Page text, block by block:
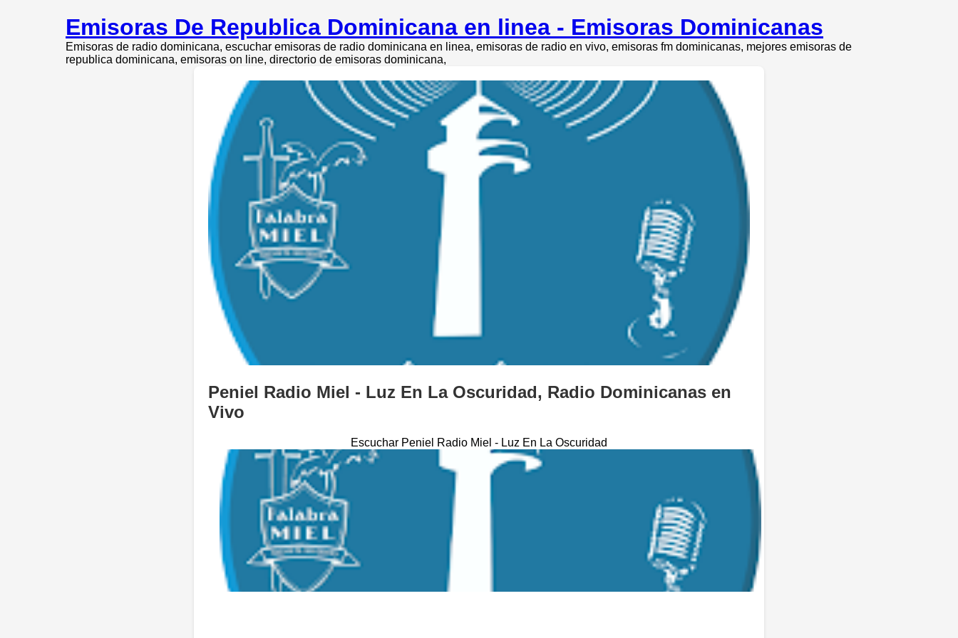
Emisoras De Republica Dominicana en linea - Emisoras Dominicanas
Emisoras de radio dominicana, escuchar emisoras de radio dominicana en linea, emisoras de radio en vivo, emisoras fm dominicanas, mejores emisoras de
republica dominicana, emisoras on line, directorio de emisoras dominicana,
Peniel Radio Miel - Luz En La Oscuridad, Radio Dominicanas en
Vivo
Escuchar Peniel Radio Miel - Luz En La Oscuridad